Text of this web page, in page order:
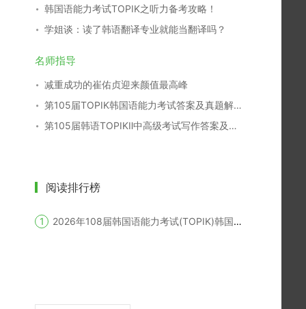
韩国语能力考试TOPIK之听力备考攻略！
学姐谈：读了韩语翻译专业就能当翻译吗？
名师指导
减重成功的崔佑贞迎来颜值最高峰
第105届TOPIK韩国语能力考试答案及真题解析汇总
第105届韩语TOPIKⅡ中高级考试写作答案及真题解析
阅读排行榜
2026年108届韩国语能力考试(TOPIK)韩国报名时间